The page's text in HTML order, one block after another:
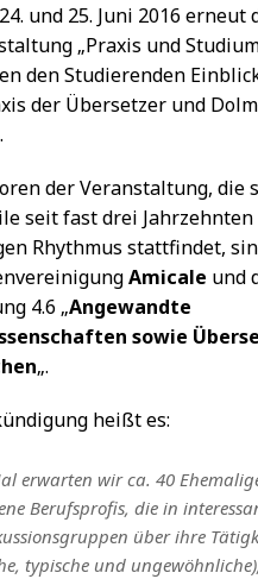
und 25. Juni 2016 erneut
„Praxis und
den Studierenden
der Übersetzer und
der Veranstaltung, die
seit fast drei
Rhythmus stattfindet,
Amicale und
4.6 „Angewandte
sowie
„.
heißt es:
erwarten wir ca. 40
Berufsprofis, die in
über ihre
typische und